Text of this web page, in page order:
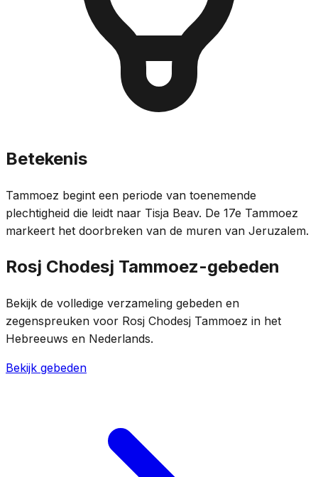
Betekenis
Tammoez begint een periode van toenemende
plechtigheid die leidt naar Tisja Beav. De 17e Tammoez
markeert het doorbreken van de muren van Jeruzalem.
Rosj Chodesj Tammoez-gebeden
Bekijk de volledige verzameling gebeden en
zegenspreuken voor Rosj Chodesj Tammoez in het
Hebreeuws en Nederlands.
Bekijk gebeden